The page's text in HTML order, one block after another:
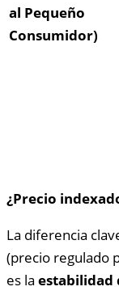
al Pequeño
Consumidor)
¿Precio
La diferencia
(precio regulado
es la estabilidad